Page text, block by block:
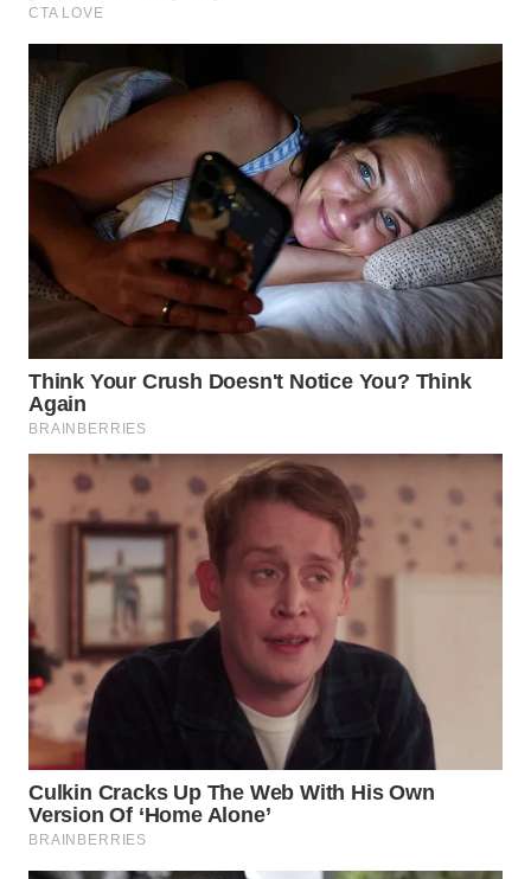
DANAU
WN
NIAS
LANGKAT
TAPANULI
SELATAN
WN
TANJUNG
LESUNG
WN
KARO
WN
SIMALUNGUN
WN
LABUHANBATU
WN
TAPANULI
TENGAH
WN DELI